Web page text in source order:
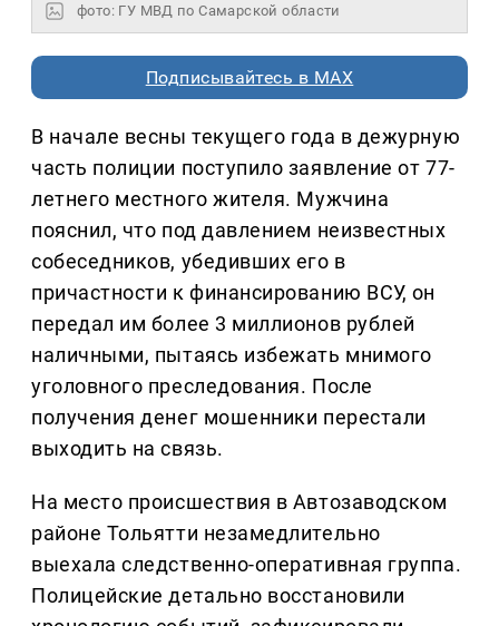
фото: ГУ МВД по Самарской области
Подписывайтесь в MAX
В начале весны текущего года в дежурную
часть полиции поступило заявление от 77-
летнего местного жителя. Мужчина
пояснил, что под давлением неизвестных
собеседников, убедивших его в
причастности к финансированию ВСУ, он
передал им более 3 миллионов рублей
наличными, пытаясь избежать мнимого
уголовного преследования. После
получения денег мошенники перестали
выходить на связь.
На место происшествия в Автозаводском
районе Тольятти незамедлительно
выехала следственно-оперативная группа.
Полицейские детально восстановили